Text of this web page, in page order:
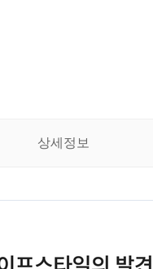
상세정보